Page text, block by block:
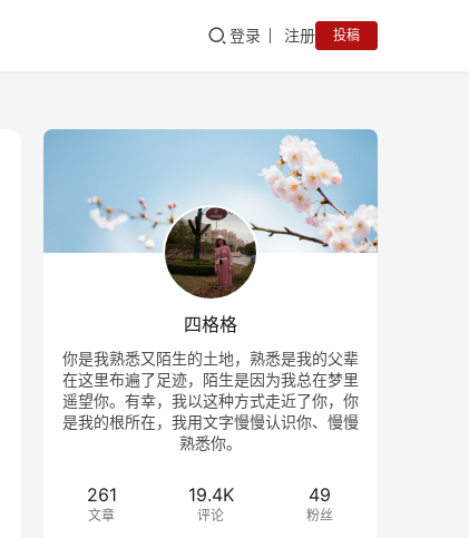
登录 注册 投稿
四格格
你是我熟悉又陌生的土地，熟悉是我的父辈
在这里布遍了足迹，陌生是因为我总在梦里
遥望你。有幸，我以这种方式走近了你，你
是我的根所在，我用文字慢慢认识你、慢慢
熟悉你。
261
文章
19.4K
评论
49
粉丝